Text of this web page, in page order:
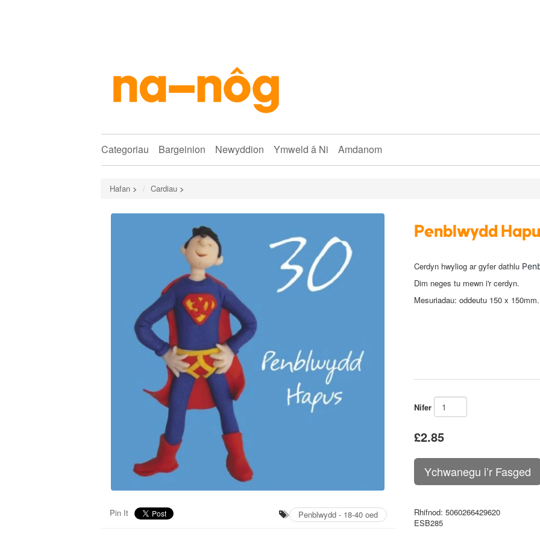
Categoriau Bargeinion Newyddion Ymweld â Ni Amdanom
Hafan > Cardiau >
Pin It Penblwydd - 18-40 oed
Penblwydd
Cerdyn hwyliog ar gyfer dathlu
Dim neges tu mewn i'r cerdyn.
Mesuriadau: oddeutu 150 x
Nifer
£2.85
Rhifnod: 5060266429620
ESB285